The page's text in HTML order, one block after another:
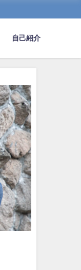
自己紹介